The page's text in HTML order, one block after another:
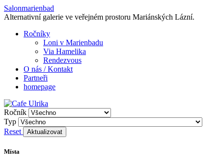
+
−
Salonmarienbad
Alternativní galerie ve veřejném prostoru Mariánských Lázní.
Ročníky
Loni v Marienbadu
Via Hamelika
Rendezvous
O nás / Kontakt
Partneři
homepage
Ročník
Typ
Reset
Aktualizovat
Místa